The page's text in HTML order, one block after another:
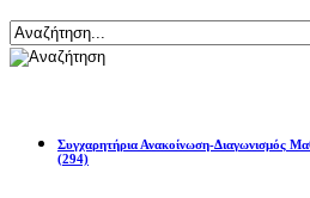
Συγχαρητήρια Ανακοίνωση-Διαγωνισμός
(294)